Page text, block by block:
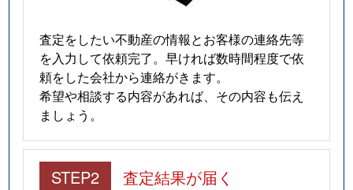
査定をしたい不動産の情報とお客様の連絡先等
を入力して依頼完了。早ければ数時間程度で依
頼をした会社から連絡がきます。
希望や相談する内容があれば、その内容も伝え
ましょう。
STEP2 査定結果が届く